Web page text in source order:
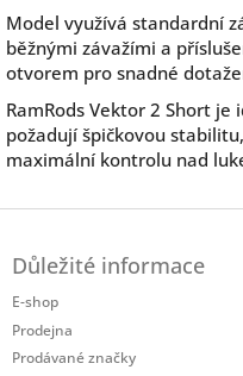
Model využívá standardní
běžnými závažími a
otvorem pro snadné
RamRods Vektor 2 Short
požadují špičkovou
maximální kontrolu nad
Důležité informace
E-shop
Prodejna
Prodávané značky